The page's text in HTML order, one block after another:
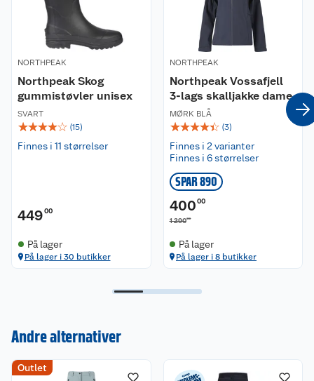
oppbevaring av verdisaker.
Buksen passer godt til en aktiv livsstil og er
perfekt for deg som går mye turer i all slags
terreng.
Egenskaper og funksjoner:
• Slitesterkt materiale
• Forsterkninger på knær og bak
• Ventilasjonsglidelås i siden
• Borrelåsjustering i livet
• Glidelåslomme på låret
Materiale:
65% polyester og 35% bomull
Vaskeanvisning:
Kan vaskes på normalprogram og maks 40
grader. Unngå å bruke tøymykner. Må ikke tørkes i
tørketrommel, men lufttørkes. Må ikke blekes.
NORTHPEAK
Northpeak Skog
gummistøvler unisex
SVART
☆☆☆☆☆ (15)
Finnes i 11 størrelser
44900
På lager
På lager i 30 butikker
NORTHPEAK
Northpeak Vossafjell
3-lags skalljakke dame
MØRK BLÅ
☆☆☆☆☆ (3)
Finnes i 2 varianter
Finnes i 6 størrelser
SPAR 890
400 00
1 29000
På lager
På lager i 8 butikker
Andre alternativer
Outlet
Kundeservice